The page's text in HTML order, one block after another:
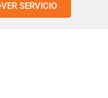
VER SERVICIO